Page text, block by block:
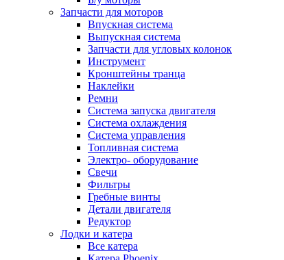
Запчасти для моторов
Впускная система
Выпускная система
Запчасти для угловых колонок
Инструмент
Кронштейны транца
Наклейки
Ремни
Система запуска двигателя
Система охлаждения
Система управления
Топливная система
Электро- оборудование
Свечи
Фильтры
Гребные винты
Детали двигателя
Редуктор
Лодки и катера
Все катера